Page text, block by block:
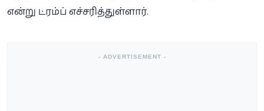
என்று ட்ரம்ப் எச்சரித்துள்ளார்.
- ADVERTISEMENT -